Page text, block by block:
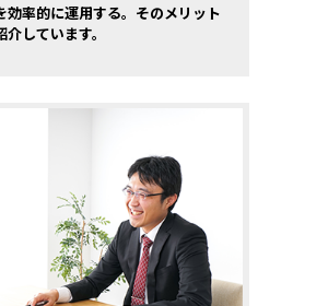
効率的に運用する。そのメリット
しています。